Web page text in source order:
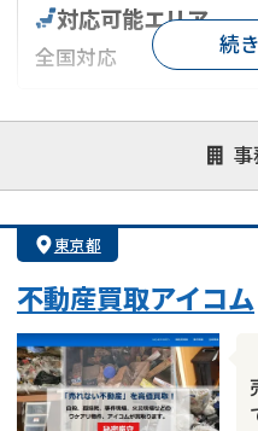
対応可能エリア
全国対応
対応が親身 オンラ
1億円
続
東京都
不動産買取アイコム